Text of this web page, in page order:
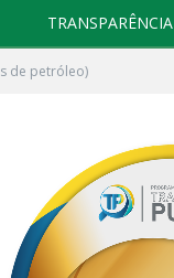
TRANSPARÊNCIA
de petróleo)